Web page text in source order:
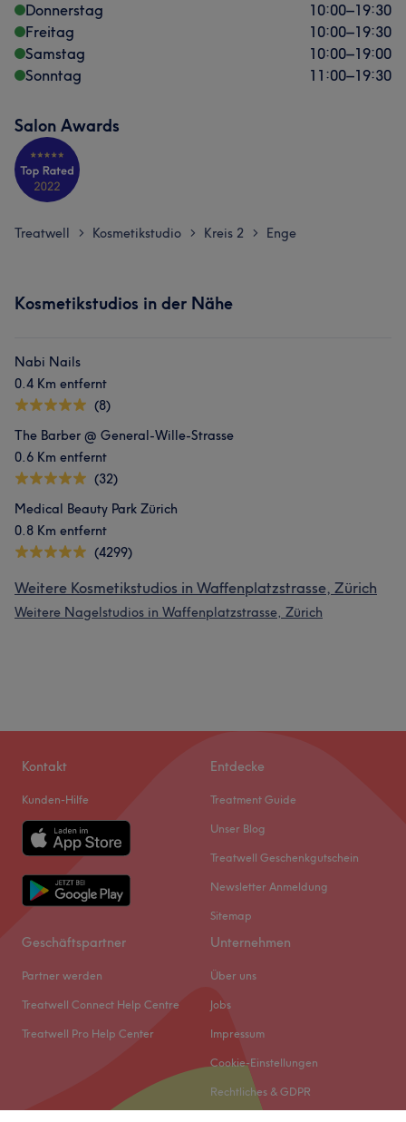
Donnerstag
10:00–19:30
Freitag
10:00–19:30
Samstag
10:00–19:00
Sonntag
11:00–19:30
Salon Awards
Treatwell > Kosmetikstudio > Kreis 2 > Enge
Kosmetikstudios in der Nähe
Nabi Nails
0.4 Km entfernt
(8)
The Barber @ General-Wille-Strasse
0.6 Km entfernt
(32)
Medical Beauty Park Zürich
0.8 Km entfernt
(4299)
Weitere Kosmetikstudios in Waffenplatzstrasse, Zürich
Weitere Nagelstudios in Waffenplatzstrasse, Zürich
Kontakt
Kunden-Hilfe
Entdecke
Treatment Guide
Unser Blog
Treatwell Geschenkgutschein
Newsletter Anmeldung
Sitemap
Geschäftspartner
Partner werden
Treatwell Connect Help Centre
Treatwell Pro Help Center
Unternehmen
Über uns
Jobs
Impressum
Cookie-Einstellungen
Rechtliches & GDPR